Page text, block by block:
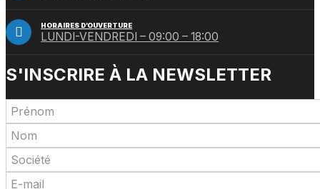
HORAIRES D’OUVERTURE
LUNDI-VENDREDI – 09:00 – 18:00
S'INSCRIRE À LA NEWSLETTER